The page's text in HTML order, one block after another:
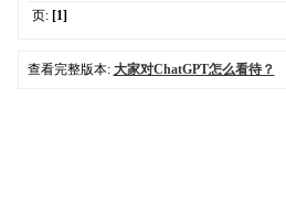
页: [1]
查看完整版本: 大家对ChatGPT怎么看待？